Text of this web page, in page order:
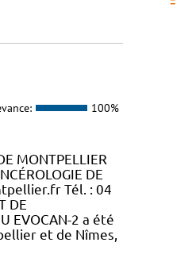
100%
MONTPELLIER
DE
Tél. : 04
DE
EVOCAN-2 a été
et de Nîmes,